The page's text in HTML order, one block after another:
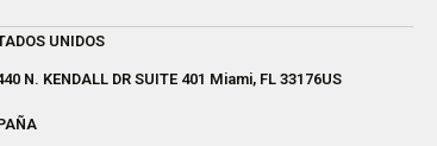
UNIDOS
N. KENDALL DR SUITE 401 Miami, FL 33176US